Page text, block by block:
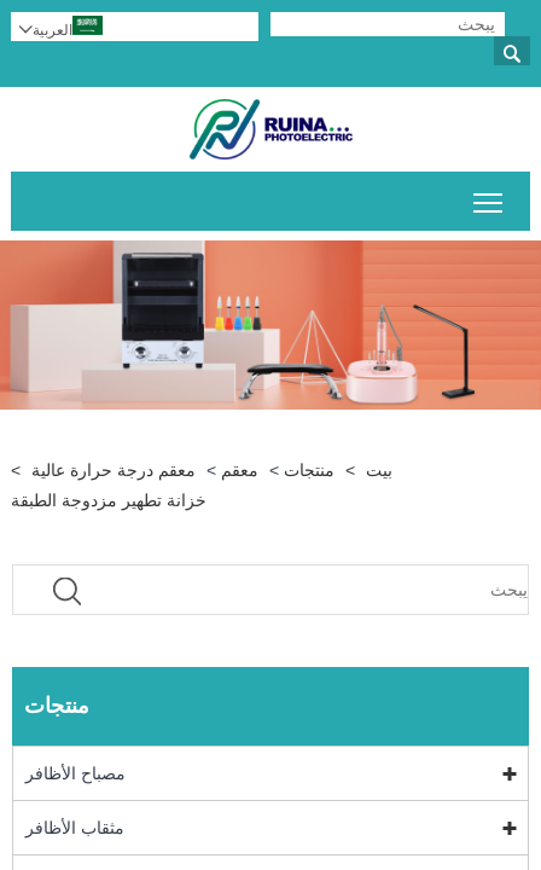

العربية
بيت > منتجات > معقم > معقم درجة حرارة عالية
>
خزانة تطهير مزدوجة الطبقة
منتجات
مصباح الأظافر
مثقاب الأظافر